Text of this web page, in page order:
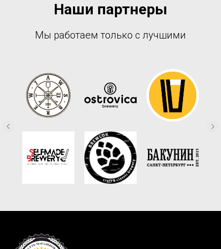
Наши партнеры
Мы работаем только с лучшими